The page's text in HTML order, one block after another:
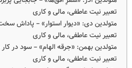
تعبیر نیت عاطفی، مالی و کاری
متولدین دی: «دیوار استوار» – پاداش
تعبیر نیت عاطفی، مالی و کاری
متولدین بهمن: «جرقه‌ الهام» – سود در کار
تعبیر نیت عاطفی، مالی و کاری